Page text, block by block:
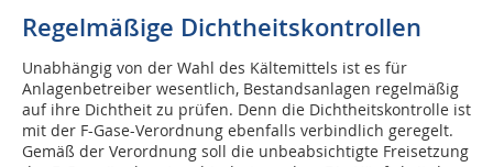
Regelmäßige Dichtheitskontrollen
Unabhängig von der Wahl des Kältemittels ist es für
Anlagenbetreiber wesentlich, Bestandsanlagen regelmäßig
auf ihre Dichtheit zu prüfen. Denn die Dichtheitskontrolle ist
mit der F-Gase-Verordnung ebenfalls verbindlich geregelt.
Gemäß der Verordnung soll die unbeabsichtigte Freisetzung